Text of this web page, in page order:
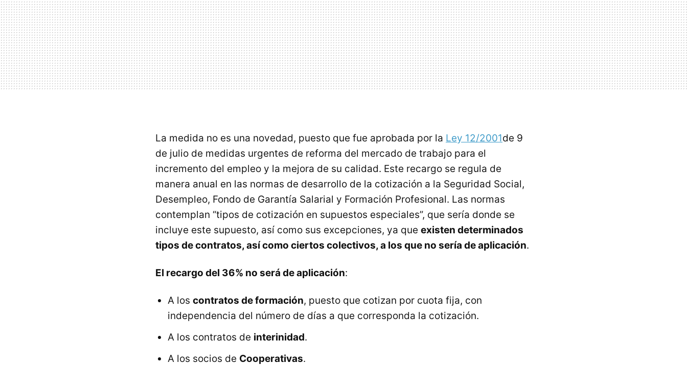
La medida no es una novedad, puesto que fue aprobada por la Ley 12/2001de 9
de julio de medidas urgentes de reforma del mercado de trabajo para el
incremento del empleo y la mejora de su calidad. Este recargo se regula de
manera anual en las normas de desarrollo de la cotización a la Seguridad Social,
Desempleo, Fondo de Garantía Salarial y Formación Profesional. Las normas
contemplan “tipos de cotización en supuestos especiales”, que sería donde se
incluye este supuesto, así como sus excepciones, ya que existen determinados
tipos de contratos, así como ciertos colectivos, a los que no sería de aplicación.
El recargo del 36% no será de aplicación:
A los contratos de formación, puesto que cotizan por cuota fija, con
independencia del número de días a que corresponda la cotización.
A los contratos de interinidad.
A los socios de Cooperativas.